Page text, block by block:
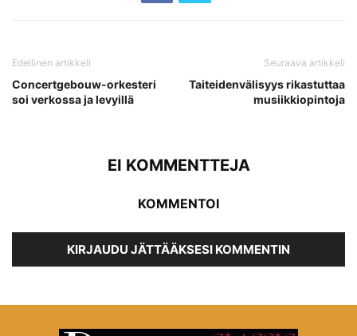
Edellinen artikkeli
Concertgebouw-orkesteri
soi verkossa ja levyillä
Seuraava artikkeli
Taiteidenvälisyys rikastuttaa
musiikkiopintoja
EI KOMMENTTEJA
KOMMENTOI
KIRJAUDU JÄTTÄÄKSESI KOMMENTIN